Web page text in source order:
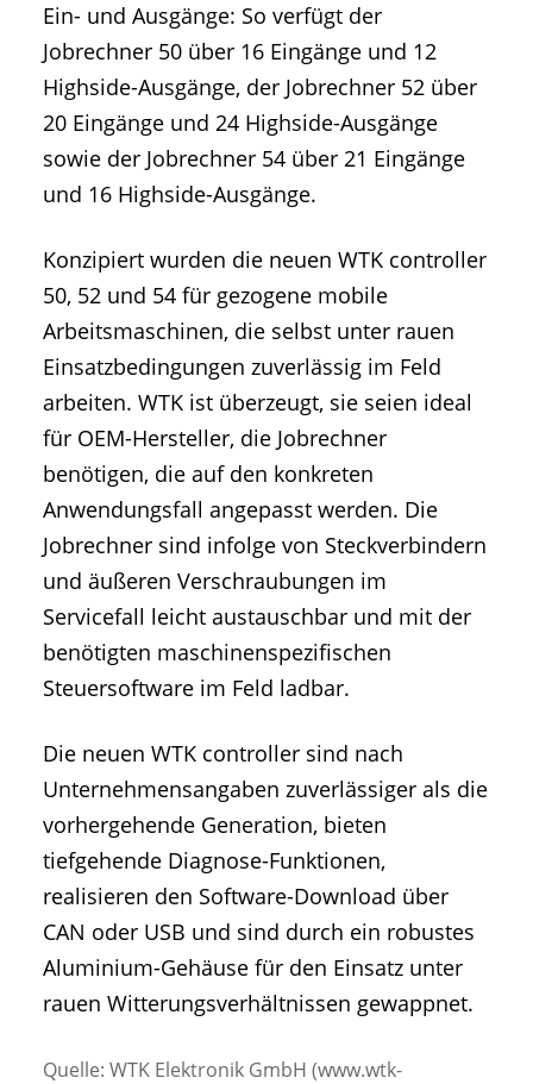
Ein- und Ausgänge: So verfügt der
Jobrechner 50 über 16 Eingänge und 12
Highside-Ausgänge, der Jobrechner 52 über
20 Eingänge und 24 Highside-Ausgänge
sowie der Jobrechner 54 über 21 Eingänge
und 16 Highside-Ausgänge.
Konzipiert wurden die neuen WTK controller
50, 52 und 54 für gezogene mobile
Arbeitsmaschinen, die selbst unter rauen
Einsatzbedingungen zuverlässig im Feld
arbeiten. WTK ist überzeugt, sie seien ideal
für OEM-Hersteller, die Jobrechner
benötigen, die auf den konkreten
Anwendungsfall angepasst werden. Die
Jobrechner sind infolge von Steckverbindern
und äußeren Verschraubungen im
Servicefall leicht austauschbar und mit der
benötigten maschinenspezifischen
Steuersoftware im Feld ladbar.
Die neuen WTK controller sind nach
Unternehmensangaben zuverlässiger als die
vorhergehende Generation, bieten
tiefgehende Diagnose-Funktionen,
realisieren den Software-Download über
CAN oder USB und sind durch ein robustes
Aluminium-Gehäuse für den Einsatz unter
rauen Witterungsverhältnissen gewappnet.
Quelle: WTK Elektronik GmbH (www.wtk-